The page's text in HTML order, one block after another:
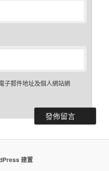
子郵件地址及個人網站網
建置